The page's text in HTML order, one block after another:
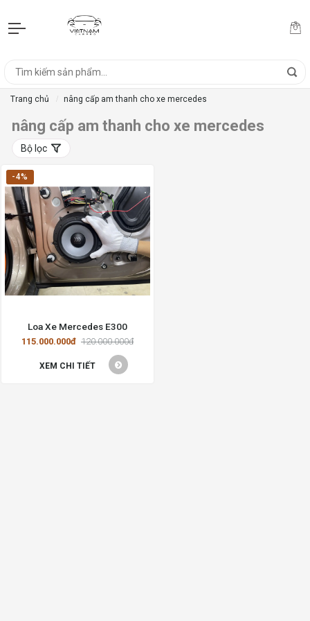
Trang chủ nâng cấp am thanh cho xe mercedes
nâng cấp am thanh cho xe mercedes
Bộ lọc
-4%
Loa Xe Mercedes E300
115.000.000đ 120.000.000đ
XEM CHI TIẾT